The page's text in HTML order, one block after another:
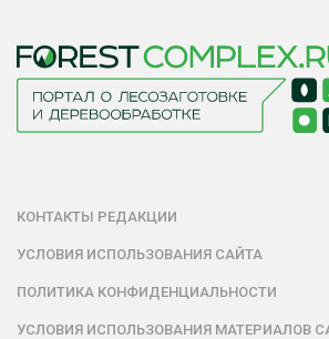
КОНТАКТЫ РЕДАКЦИИ
УСЛОВИЯ ИСПОЛЬЗОВАНИЯ САЙТА
ПОЛИТИКА КОНФИДЕНЦИАЛЬНОСТИ
УСЛОВИЯ ИСПОЛЬЗОВАНИЯ МАТЕРИАЛОВ